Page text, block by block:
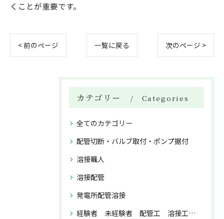
くことが重要です。
< 前のページ 一覧に戻る 次のページ >
カテゴリー Categories
全てのカテゴリー
配管切断・バルブ取付・ポンプ据付
溶接職人
溶接配管
発電所配管溶接
経験者 未経験者 配管工 溶接工 正社員募集